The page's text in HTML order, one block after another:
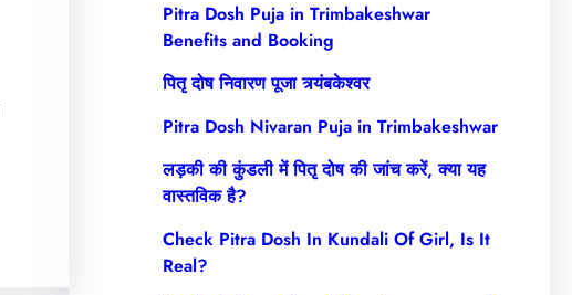
Pitra Dosh Puja in Trimbakeshwar
Benefits and Booking
पितृ दोष निवारण पूजा त्र्यंबकेश्वर
Pitra Dosh Nivaran Puja in Trimbakeshwar
लड़की की कुंडली में पितृ दोष की जांच करें, क्या यह
वास्तविक है?
Check Pitra Dosh In Kundali Of Girl, Is It
Real?